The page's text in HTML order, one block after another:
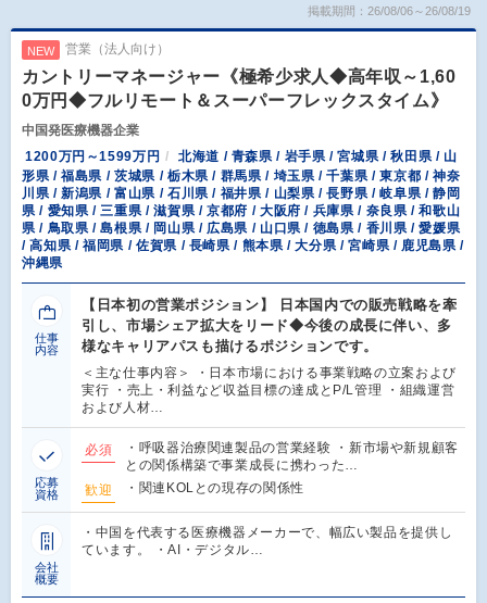
掲載期間：26/08/06～26/08/19
NEW 営業（法人向け）
カントリーマネージャー《極希少求人◆高年収～1,60
0万円◆フルリモート＆スーパーフレックスタイム》
中国発医療機器企業
1200万円～1599万円
北海道 / 青森県 / 岩手県 / 宮城県 / 秋田県 / 山
形県 / 福島県 / 茨城県 / 栃木県 / 群馬県 / 埼玉県 / 千葉県 / 東京都 / 神奈
川県 / 新潟県 / 富山県 / 石川県 / 福井県 / 山梨県 / 長野県 / 岐阜県 / 静岡
県 / 愛知県 / 三重県 / 滋賀県 / 京都府 / 大阪府 / 兵庫県 / 奈良県 / 和歌山
県 / 鳥取県 / 島根県 / 岡山県 / 広島県 / 山口県 / 徳島県 / 香川県 / 愛媛県
/ 高知県 / 福岡県 / 佐賀県 / 長崎県 / 熊本県 / 大分県 / 宮崎県 / 鹿児島県 /
沖縄県
仕事
内容
【日本初の営業ポジション】 日本国内での販売戦略を牽
引し、市場シェア拡大をリード◆今後の成長に伴い、多
様なキャリアパスも描けるポジションです。
＜主な仕事内容＞ ・日本市場における事業戦略の立案および
実行 ・売上・利益など収益目標の達成とP/L管理 ・組織運営
および人材…
応募
資格
必須
・呼吸器治療関連製品の営業経験 ・新市場や新規顧客
との関係構築で事業成長に携わった…
歓迎
・関連KOLとの現存の関係性
会社
概要
・中国を代表する医療機器メーカーで、幅広い製品を提供し
ています。 ・AI・デジタル…